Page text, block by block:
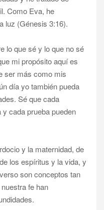
Como Eva, he
luz (Génesis 3:16).
lo que sé y lo que no sé
mi propósito aquí es
ser más como mis
día yo también pueda
Sé que cada
cada prueba pueden
y la maternidad, de
los espíritus y la vida, y
son conceptos tan
fe han